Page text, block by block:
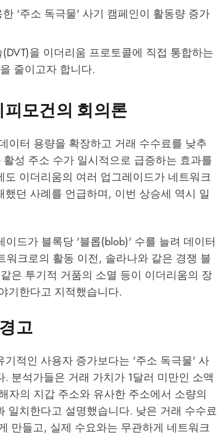
'주소 독극물' 사기 캠페인이 활동량 증가
을 이더리움 프로토콜에 직접 통합하는
줄이고자 합니다.
모건의 회의론
이터 용량을 확장하고 거래 수수료를 낮추
성 주소 수가 일시적으로 급증하는 효과를
이더리움의 여러 업그레이드가 네트워크
던 사례를 언급하며, 이번 상승세 역시 일
이드가 블록당 '블롭(blob)' 수를 늘려 데이터
크로의 활동 이전, 솔라나와 같은 경쟁 블
은 투기적 거품의 소멸 등이 이더리움의 장
기한다고 지적했습니다.
고
적인 사용자 증가보다는 '주소 독극물' 사
분석가들은 거래 가치가 1달러 미만인 소액
자의 지갑 주소와 유사한 주소에서 소량의
일치한다고 설명했습니다. 낮은 거래 수수료
만들고, 실제 수요와는 무관하게 네트워크